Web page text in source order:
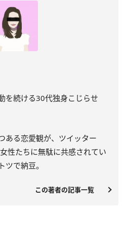
を続ける30代独身こじらせ
ある恋愛観が、ツイッター
性たちに無駄に共感されてい
ツで納豆。
この著者の記事一覧